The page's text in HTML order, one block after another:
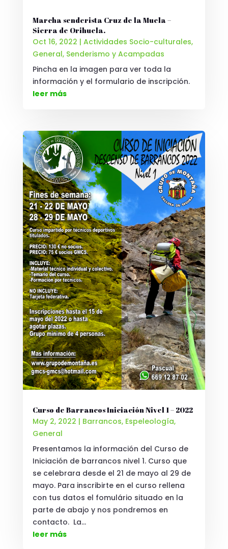
Marcha senderista Cruz de la Muela –
Sierra de Orihuela.
Oct 16, 2022 | Actividades Socio-culturales,
General, Senderismo y Acampadas
Pincha en la imagen para ver toda la
información y el formulario de inscripción.
leer más
Curso de Barrancos Iniciación Nivel 1 – 2022
May 2, 2022 | Barrancos, Espeleología,
General
Presentamos la información del Curso de
Iniciación de barrancos nivel 1. Curso que
se celebrara desde el 21 de mayo al 29 de
mayo. Para inscribirte en el curso rellena
con tus datos el fomulário situado en la
parte de abajo y nos pondremos en
contacto. La...
leer más